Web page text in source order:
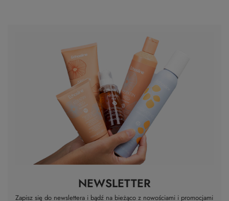
NEWSLETTER
Zapisz się do newslettera i bądź na bieżąco z nowościami i promocjami